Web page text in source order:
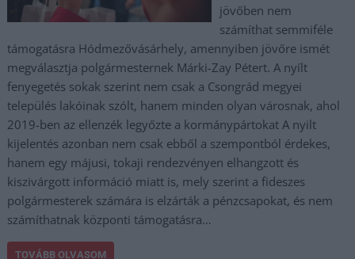
jövőben nem
számíthat semmiféle
támogatásra Hódmezővásárhely, amennyiben jövőre ismét
megválasztja polgármesternek Márki-Zay Pétert. A nyílt
fenyegetés sokak szerint nem csak a Csongrád megyei
település lakóinak szólt, hanem minden olyan városnak, ahol
2019-ben az ellenzék legyőzte a kormánypártokat A nyilt
kijelentés azonban nem csak ebből a szempontból érdekes,
hanem egy májusi, tokaji rendezvényen elhangzott és
kiszivárgott információ miatt is, mely szerint a fideszes
polgármesterek számára is elzárták a pénzcsapokat, és nem
számíthatnak központi támogatásra…
TOVÁBB OLVASOM